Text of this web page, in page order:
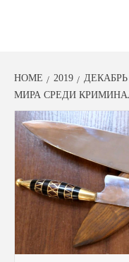
HOME 2019 ДЕКАБРЬ
МИРА СРЕДИ